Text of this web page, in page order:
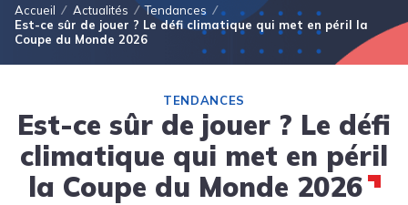
Fil d'Ariane
Accueil Actualités
Tendances
Est-ce sûr de jouer ? Le défi climatique qui met en péril la
Coupe du Monde 2026
TENDANCES
Est-ce sûr de jouer ? Le défi
climatique qui met en péril
la Coupe du Monde 2026